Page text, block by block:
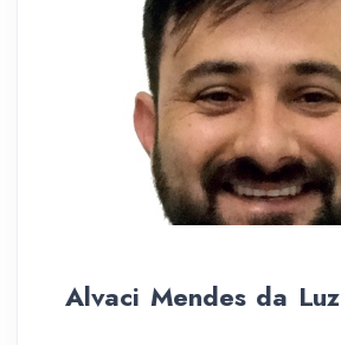
Alvaci Mendes da Luz